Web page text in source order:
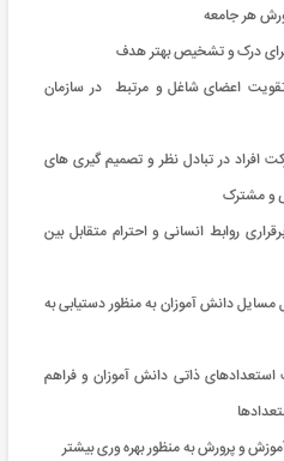
هر جامعه
اعضای شاغل و مرتبط در سازمان
افراد در تبادل نظر و تصمیم گیری های
و مشترک
روابط انسانی و احترام متقابل بین
دانش آموزان به منظور دستیابی به
ذاتی دانش آموزان و فراهم